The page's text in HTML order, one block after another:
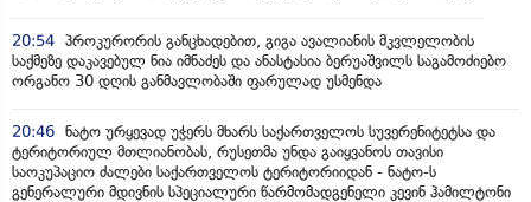
20:54 პროკურორის განცხადებით, გიგა ავალიანის მკვლელობის
საქმეზე დაკავებულ ნია იმნაძეს და ანასტასია ბერუაშვილს საგამოძიებო
ორგანო 30 დღის განმავლობაში ფარულად უსმენდა
20:46 ნატო ურყევად უჭერს მხარს საქართველოს სუვერენიტეტსა და
ტერიტორიულ მთლიანობას, რუსეთმა უნდა გაიყვანოს თავისი
საოკუპაციო ძალები საქართველოს ტერიტორიიდან - ნატო-ს
გენერალური მდივნის სპეციალური წარმომადგენელი კევინ ჰამილტონი